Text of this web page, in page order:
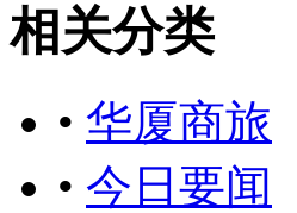
相关分类
• 华厦商旅
• 今日要闻